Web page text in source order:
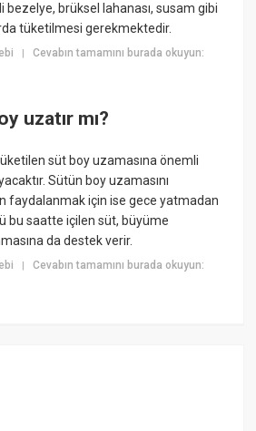
bezelye, brüksel lahanası, susam gibi
tüketilmesi gerekmektedir.
|Cevabın tamamını burada okuyun:
uzatır mı?
süt boy uzamasına önemli
Sütün boy uzamasını
faydalanmak için ise gece yatmadan
bu saatte içilen süt, büyüme
da destek verir.
|Cevabın tamamını burada okuyun: